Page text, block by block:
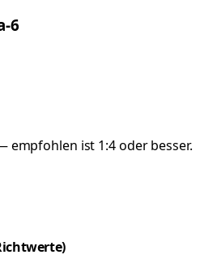
6
empfohlen ist 1:4 oder besser.